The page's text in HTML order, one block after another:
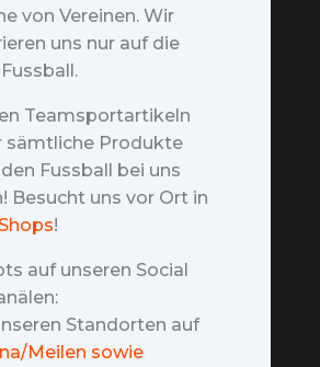
von Vereinen. Wir
uns nur auf die
Teamsportartikeln
sämtliche Produkte
Fussball bei uns
Besucht uns vor Ort in
!
auf unseren Social
Standorten auf
Meilen sowie